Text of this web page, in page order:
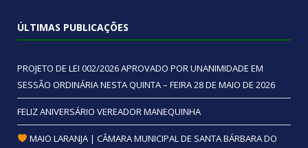
ÚLTIMAS PUBLICAÇÕES
PROJETO DE LEI 002/2026 APROVADO POR UNANIMIDADE EM
SESSÃO ORDINÁRIA NESTA QUINTA – FEIRA 28 DE MAIO DE 2026
FELIZ ANIVERSÁRIO VEREADOR MANEQUINHA
MAIO LARANJA | CÂMARA MUNICIPAL DE SANTA BÁRBARA DO